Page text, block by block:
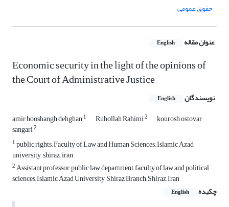
حقوق عمومی
عنوان مقاله English
Economic security in the light of the opinions of
the Court of Administrative Justice
نویسندگان English
amir hooshangh dehghan1 Ruhollah Rahimi2 kourosh ostovar
sangari2
1public rights.Faculty of Law and Human Sciences.Islamic Azad
university.shiraz.iran
2Assistant professor, public law department, faculty of law and political
sciences, Islamic Azad University, Shiraz Branch, Shiraz, Iran
چکیده
English